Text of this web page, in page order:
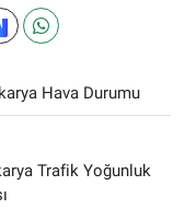
Hava Durumu
Trafik Yoğunluk